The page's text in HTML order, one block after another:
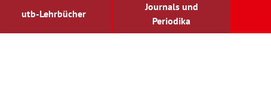
utb-Lehrbücher
Journals und
Periodika